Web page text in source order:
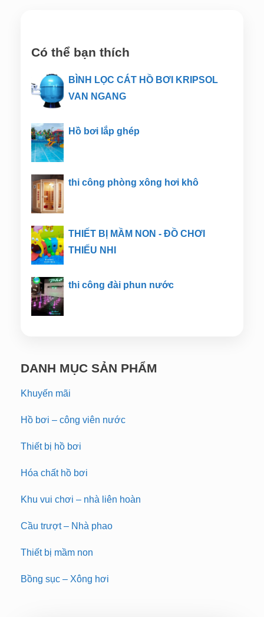
Có thể bạn thích
BÌNH LỌC CÁT HỒ BƠI KRIPSOL
VAN NGANG
Hồ bơi lắp ghép
thi công phòng xông hơi khô
THIẾT BỊ MẦM NON - ĐỒ CHƠI
THIẾU NHI
thi công đài phun nước
DANH MỤC SẢN PHẨM
Khuyến mãi
Hồ bơi – công viên nước
Thiết bị hồ bơi
Hóa chất hồ bơi
Khu vui chơi – nhà liên hoàn
Cầu trượt – Nhà phao
Thiết bị mầm non
Bồng sục – Xông hơi